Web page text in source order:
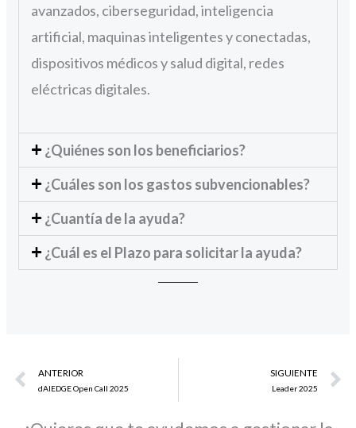
avanzados, ciberseguridad, inteligencia
artificial, maquinas inteligentes y conectadas,
dispositivos médicos y salud digital, redes
eléctricas digitales.
¿Quiénes son los beneficiarios?
¿Cuáles son los gastos subvencionables?
¿Cuantía de la ayuda?
¿Cuál es el Plazo para solicitar la ayuda?
Prev
ANTERIOR
dAIEDGE Open Call 2025
SIGUIENTE
Leader 2025